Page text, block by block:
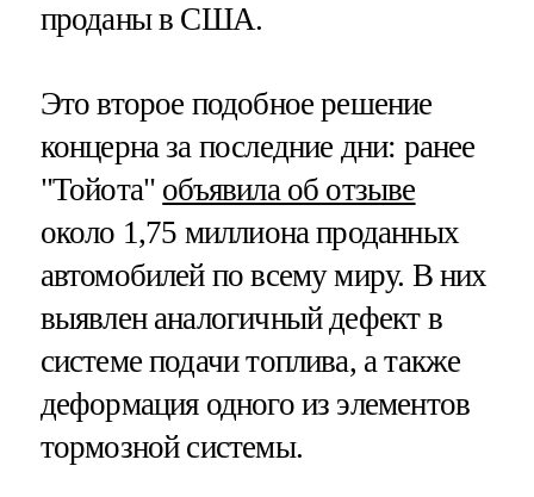
проданы в США.
Это второе подобное решение
концерна за последние дни: ранее
"Тойота" объявила об отзыве
около 1,75 миллиона проданных
автомобилей по всему миру. В них
выявлен аналогичный дефект в
системе подачи топлива, а также
деформация одного из элементов
тормозной системы.